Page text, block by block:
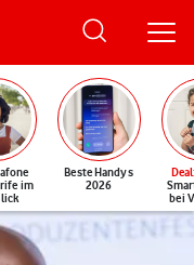
im
Beste Handys
2026
Deal
bei